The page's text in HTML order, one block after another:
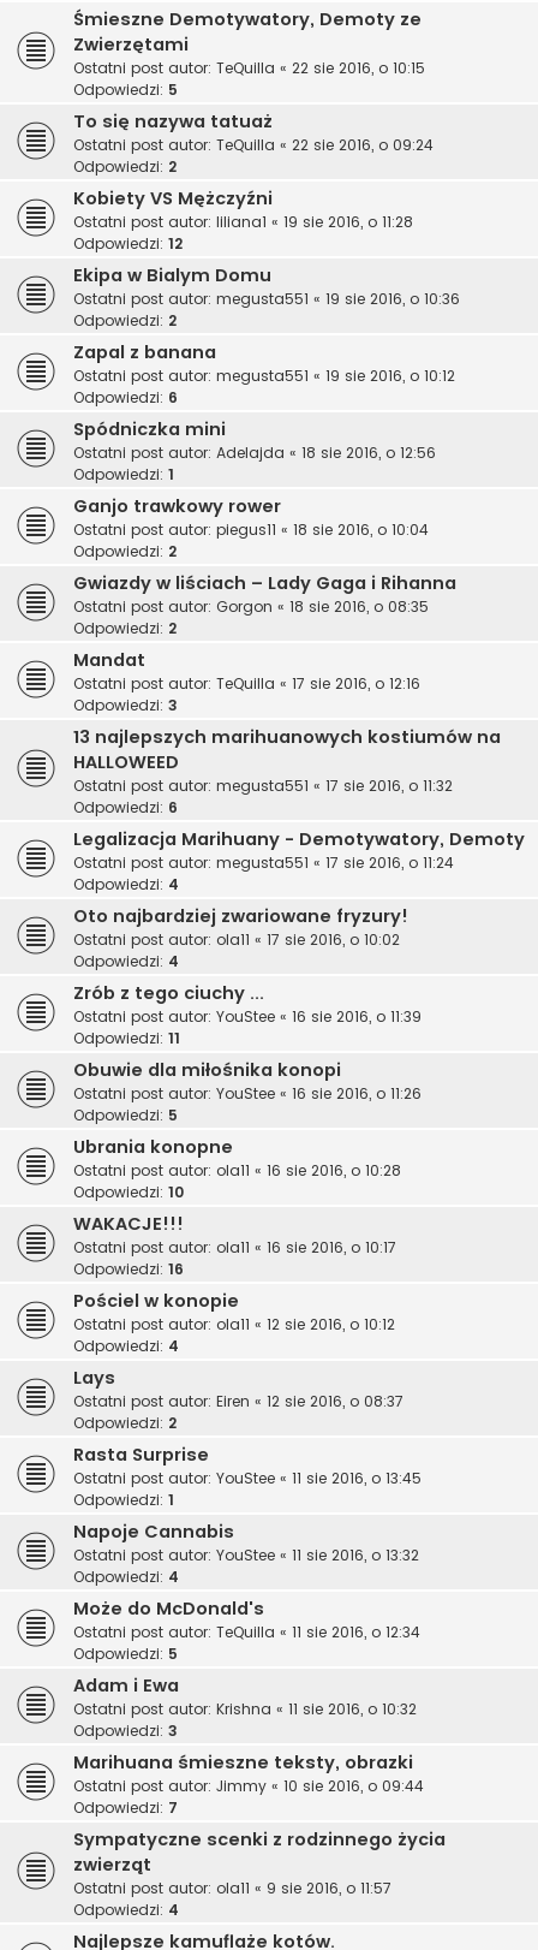
Śmieszne Demotywatory, Demoty ze
Zwierzętami
Ostatni post autor: TeQuilla « 22 sie 2016, o 10:15
Odpowiedzi: 5
To się nazywa tatuaż
Ostatni post autor: TeQuilla « 22 sie 2016, o 09:24
Odpowiedzi: 2
Kobiety VS Mężczyźni
Ostatni post autor: liliana1 « 19 sie 2016, o 11:28
Odpowiedzi: 12
Ekipa w Bialym Domu
Ostatni post autor: megusta551 « 19 sie 2016, o 10:36
Odpowiedzi: 2
Zapal z banana
Ostatni post autor: megusta551 « 19 sie 2016, o 10:12
Odpowiedzi: 6
Spódniczka mini
Ostatni post autor: Adelajda « 18 sie 2016, o 12:56
Odpowiedzi: 1
Ganjo trawkowy rower
Ostatni post autor: piegus11 « 18 sie 2016, o 10:04
Odpowiedzi: 2
Gwiazdy w liściach – Lady Gaga i Rihanna
Ostatni post autor: Gorgon « 18 sie 2016, o 08:35
Odpowiedzi: 2
Mandat
Ostatni post autor: TeQuilla « 17 sie 2016, o 12:16
Odpowiedzi: 3
13 najlepszych marihuanowych kostiumów na
HALLOWEED
Ostatni post autor: megusta551 « 17 sie 2016, o 11:32
Odpowiedzi: 6
Legalizacja Marihuany - Demotywatory, Demoty
Ostatni post autor: megusta551 « 17 sie 2016, o 11:24
Odpowiedzi: 4
Oto najbardziej zwariowane fryzury!
Ostatni post autor: ola11 « 17 sie 2016, o 10:02
Odpowiedzi: 4
Zrób z tego ciuchy ...
Ostatni post autor: YouStee « 16 sie 2016, o 11:39
Odpowiedzi: 11
Obuwie dla miłośnika konopi
Ostatni post autor: YouStee « 16 sie 2016, o 11:26
Odpowiedzi: 5
Ubrania konopne
Ostatni post autor: ola11 « 16 sie 2016, o 10:28
Odpowiedzi: 10
WAKACJE!!!
Ostatni post autor: ola11 « 16 sie 2016, o 10:17
Odpowiedzi: 16
Pościel w konopie
Ostatni post autor: ola11 « 12 sie 2016, o 10:12
Odpowiedzi: 4
Lays
Ostatni post autor: Eiren « 12 sie 2016, o 08:37
Odpowiedzi: 2
Rasta Surprise
Ostatni post autor: YouStee « 11 sie 2016, o 13:45
Odpowiedzi: 1
Napoje Cannabis
Ostatni post autor: YouStee « 11 sie 2016, o 13:32
Odpowiedzi: 4
Może do McDonald's
Ostatni post autor: TeQuilla « 11 sie 2016, o 12:34
Odpowiedzi: 5
Adam i Ewa
Ostatni post autor: Krishna « 11 sie 2016, o 10:32
Odpowiedzi: 3
Marihuana śmieszne teksty, obrazki
Ostatni post autor: Jimmy « 10 sie 2016, o 09:44
Odpowiedzi: 7
Sympatyczne scenki z rodzinnego życia
zwierząt
Ostatni post autor: ola11 « 9 sie 2016, o 11:57
Odpowiedzi: 4
Najlepsze kamuflaże kotów.